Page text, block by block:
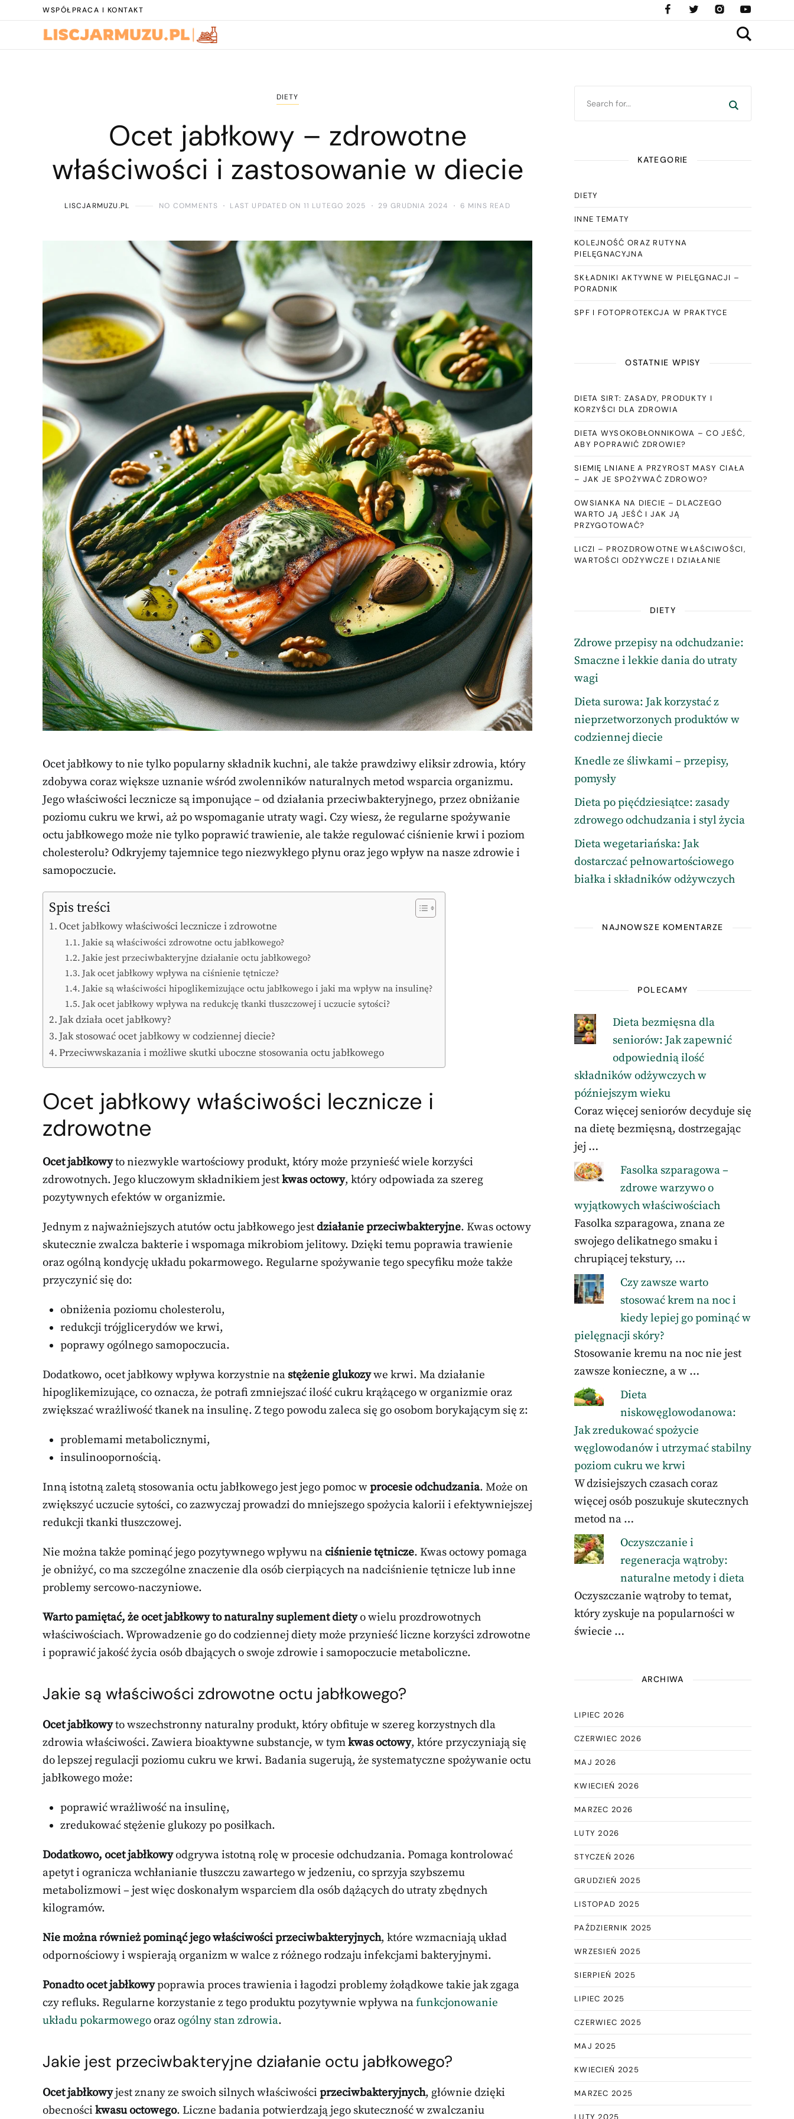
WSPÓŁPRACA I KONTAKT
DIETY
Ocet jabłkowy – zdrowotne
właściwości i zastosowanie w diecie
LISCJARMUZU.PL NO COMMENTS LAST UPDATED ON 11 LUTEGO 2025 29 GRUDNIA 2024 6 MINS READ
Ocet jabłkowy to nie tylko popularny składnik kuchni, ale także prawdziwy eliksir zdrowia, który
zdobywa coraz większe uznanie wśród zwolenników naturalnych metod wsparcia organizmu.
Jego właściwości lecznicze są imponujące – od działania przeciwbakteryjnego, przez obniżanie
poziomu cukru we krwi, aż po wspomaganie utraty wagi. Czy wiesz, że regularne spożywanie
octu jabłkowego może nie tylko poprawić trawienie, ale także regulować ciśnienie krwi i poziom
cholesterolu? Odkryjemy tajemnice tego niezwykłego płynu oraz jego wpływ na nasze zdrowie i
samopoczucie.
Spis treści
Ocet jabłkowy właściwości lecznicze i zdrowotne
Jakie są właściwości zdrowotne octu jabłkowego?
Jakie jest przeciwbakteryjne działanie octu jabłkowego?
Jak ocet jabłkowy wpływa na ciśnienie tętnicze?
Jakie są właściwości hipoglikemizujące octu jabłkowego i jaki ma wpływ na insulinę?
Jak ocet jabłkowy wpływa na redukcję tkanki tłuszczowej i uczucie sytości?
Jak działa ocet jabłkowy?
Jak stosować ocet jabłkowy w codziennej diecie?
Przeciwwskazania i możliwe skutki uboczne stosowania octu jabłkowego
Ocet jabłkowy właściwości lecznicze i
zdrowotne
Ocet jabłkowyto niezwykle wartościowy produkt, który może przynieść wiele korzyści
zdrowotnych. Jego kluczowym składnikiem jestkwas octowy, który odpowiada za szereg
pozytywnych efektów w organizmie.
Jednym z najważniejszych atutów octu jabłkowego jestdziałanie przeciwbakteryjne. Kwas octowy
skutecznie zwalcza bakterie i wspomaga mikrobiom jelitowy. Dzięki temu poprawia trawienie
oraz ogólną kondycję układu pokarmowego. Regularne spożywanie tego specyfiku może także
przyczynić się do:
obniżenia poziomu cholesterolu,
redukcji trójglicerydów we krwi,
poprawy ogólnego samopoczucia.
Dodatkowo, ocet jabłkowy wpływa korzystnie na stężenie glukozywe krwi. Ma działanie
hipoglikemizujące, co oznacza, że potrafi zmniejszać ilość cukru krążącego w organizmie oraz
zwiększać wrażliwość tkanek na insulinę. Z tego powodu zaleca się go osobom borykającym się z:
problemami metabolicznymi,
insulinoopornością.
Inną istotną zaletą stosowania octu jabłkowego jest jego pomoc wprocesie odchudzania. Może on
zwiększyć uczucie sytości, co zazwyczaj prowadzi do mniejszego spożycia kalorii i efektywniejszej
redukcji tkanki tłuszczowej.
Nie można także pominąć jego pozytywnego wpływu naciśnienie tętnicze. Kwas octowy pomaga
je obniżyć, co ma szczególne znaczenie dla osób cierpiących na nadciśnienie tętnicze lub inne
problemy sercowo-naczyniowe.
Warto pamiętać, że ocet jabłkowy to naturalny suplement dietyo wielu prozdrowotnych
właściwościach. Wprowadzenie go do codziennej diety może przynieść liczne korzyści zdrowotne
i poprawić jakość życia osób dbających o swoje zdrowie i samopoczucie metaboliczne.
Jakie są właściwości zdrowotne octu jabłkowego?
Ocet jabłkowyto wszechstronny naturalny produkt, który obfituje w szereg korzystnych dla
zdrowia właściwości. Zawiera bioaktywne substancje, w tymkwas octowy, które przyczyniają się
do lepszej regulacji poziomu cukru we krwi. Badania sugerują, że systematyczne spożywanie octu
jabłkowego może:
poprawić wrażliwość na insulinę,
zredukować stężenie glukozy po posiłkach.
Dodatkowo, ocet jabłkowyodgrywa istotną rolę w procesie odchudzania. Pomaga kontrolować
apetyt i ogranicza wchłanianie tłuszczu zawartego w jedzeniu, co sprzyja szybszemu
metabolizmowi – jest więc doskonałym wsparciem dla osób dążących do utraty zbędnych
kilogramów.
Nie można również pominąć jego właściwości przeciwbakteryjnych, które wzmacniają układ
odpornościowy i wspierają organizm w walce z różnego rodzaju infekcjami bakteryjnymi.
Ponadto ocet jabłkowypoprawia proces trawienia i łagodzi problemy żołądkowe takie jak zgaga
czy refluks. Regularne korzystanie z tego produktu pozytywnie wpływa nafunkcjonowanie
układu pokarmowegoorazogólny stan zdrowia.
Jakie jest przeciwbakteryjne działanie octu jabłkowego?
Ocet jabłkowyjest znany ze swoich silnych właściwości przeciwbakteryjnych, głównie dzięki
obecności kwasu octowego. Liczne badania potwierdzają jego skuteczność w zwalczaniu
KATEGORIE
DIETY
INNE TEMATY
KOLEJNOŚĆ ORAZ RUTYNA
PIELĘGNACYJNA
SKŁADNIKI AKTYWNE W PIELĘGNACJI –
PORADNIK
SPF I FOTOPROTEKCJA W PRAKTYCE
OSTATNIE WPISY
DIETA SIRT: ZASADY, PRODUKTY I
KORZYŚCI DLA ZDROWIA
DIETA WYSOKOBŁONNIKOWA – CO JEŚĆ,
ABY POPRAWIĆ ZDROWIE?
SIEMIĘ LNIANE A PRZYROST MASY CIAŁA
– JAK JE SPOŻYWAĆ ZDROWO?
OWSIANKA NA DIECIE – DLACZEGO
WARTO JĄ JEŚĆ I JAK JĄ
PRZYGOTOWAĆ?
LICZI – PROZDROWOTNE WŁAŚCIWOŚCI,
WARTOŚCI ODŻYWCZE I DZIAŁANIE
DIETY
Zdrowe przepisy na odchudzanie:
Smaczne i lekkie dania do utraty
wagi
Dieta surowa: Jak korzystać z
nieprzetworzonych produktów w
codziennej diecie
Knedle ze śliwkami – przepisy,
pomysły
Dieta po pięćdziesiątce: zasady
zdrowego odchudzania i styl życia
Dieta wegetariańska: Jak
dostarczać pełnowartościowego
białka i składników odżywczych
NAJNOWSZE KOMENTARZE
POLECAMY
Dieta bezmięsna dla
seniorów: Jak zapewnić
odpowiednią ilość
składników odżywczych w
późniejszym wieku
Coraz więcej seniorów decyduje się
na dietę bezmięsną, dostrzegając
jej …
Fasolka szparagowa –
zdrowe warzywo o
wyjątkowych właściwościach
Fasolka szparagowa, znana ze
swojego delikatnego smaku i
chrupiącej tekstury, …
Czy zawsze warto
stosować krem na noc i
kiedy lepiej go pominąć w
pielęgnacji skóry?
Stosowanie kremu na noc nie jest
zawsze konieczne, a w …
Dieta
niskowęglowodanowa:
Jak zredukować spożycie
węglowodanów i utrzymać stabilny
poziom cukru we krwi
W dzisiejszych czasach coraz
więcej osób poszukuje skutecznych
metod na …
Oczyszczanie i
regeneracja wątroby:
naturalne metody i dieta
Oczyszczanie wątroby to temat,
który zyskuje na popularności w
świecie …
ARCHIWA
LIPIEC 2026
CZERWIEC 2026
MAJ 2026
KWIECIEŃ 2026
MARZEC 2026
LUTY 2026
STYCZEŃ 2026
GRUDZIEŃ 2025
LISTOPAD 2025
PAŹDZIERNIK 2025
WRZESIEŃ 2025
SIERPIEŃ 2025
LIPIEC 2025
CZERWIEC 2025
MAJ 2025
KWIECIEŃ 2025
MARZEC 2025
LUTY 2025